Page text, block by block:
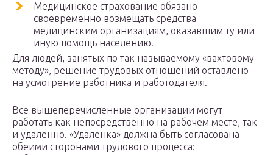
Медицинское страхование обязано
своевременно возмещать средства
медицинским организациям, оказавшим ту или
иную помощь населению.
Для людей, занятых по так называемому «вахтовому
методу», решение трудовых отношений оставлено
на усмотрение работника и работодателя.
Все вышеперечисленные организации могут
работать как непосредственно на рабочем месте, так
и удаленно. «Удаленка» должна быть согласована
обеими сторонами трудового процесса: